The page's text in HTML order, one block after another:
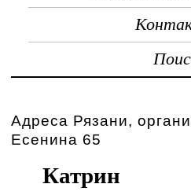
Адреса Рязани,
Есенина 65
Катрин